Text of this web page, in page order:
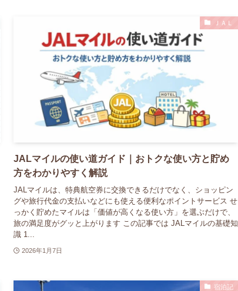
ＪＡＬ
JALマイルの使い道ガイド｜おトクな使い方と貯め
方をわかりやすく解説
JALマイルは、特典航空券に交換できるだけでなく、ショッピン
グや旅行代金の支払いなどにも使える便利なポイントサービス せ
っかく貯めたマイルは「価値が高くなる使い方」を選ぶだけで、
旅の満足度がグッと上がります この記事では JALマイルの基礎知
識 1...
2026年1月7日
宿泊記